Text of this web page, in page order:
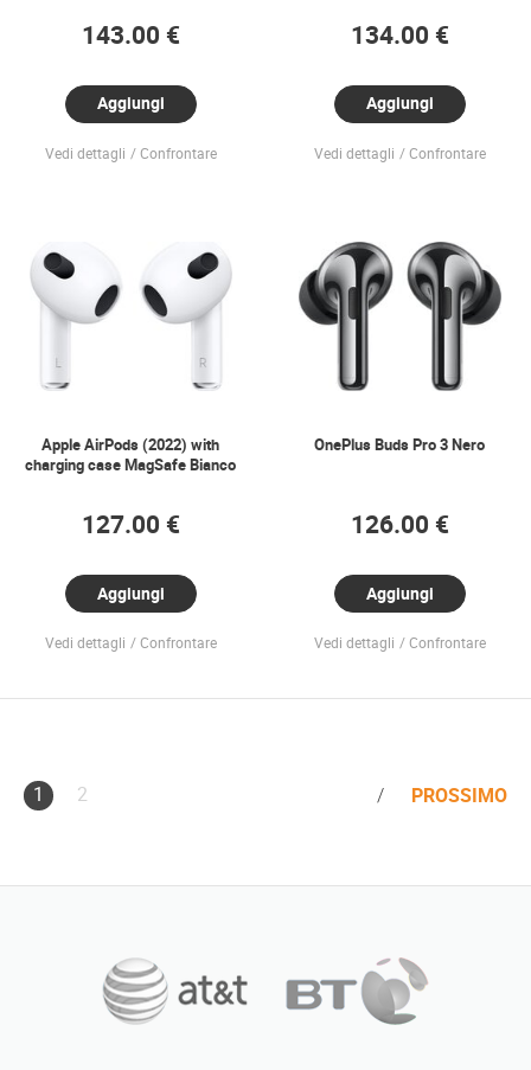
143.00 €
Aggiungi
Vedi dettagli Confrontare
134.00 €
Aggiungi
Vedi dettagli Confrontare
Apple AirPods (2022) with
charging case MagSafe Bianco
127.00 €
Aggiungi
Vedi dettagli Confrontare
OnePlus Buds Pro 3 Nero
126.00 €
Aggiungi
Vedi dettagli Confrontare
1 2 PROSSIMO